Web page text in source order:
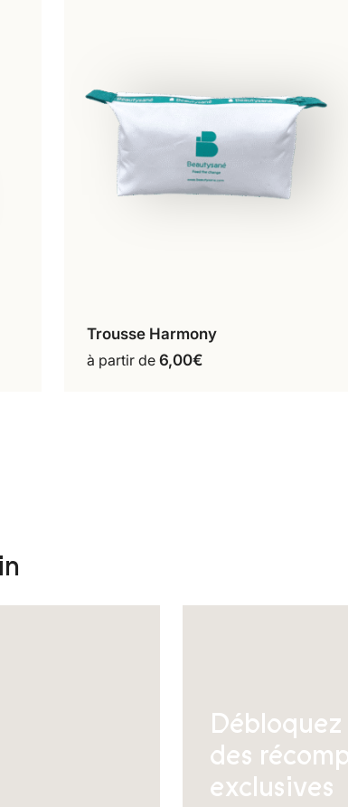
Ajouter au panier
Trousse Harmony
à partir de6,00€
Débloquez
des
exclusives